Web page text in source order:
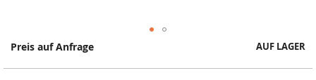
Preis auf Anfrage AUF LAGER
Springe
Anfang